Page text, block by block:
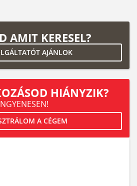
AMIT KERESEL?
AJÁNLOK
HIÁNYZIK?
A CÉGEM